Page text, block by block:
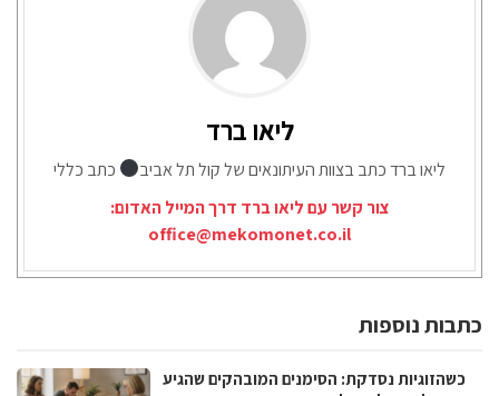
ליאו ברד
ליאו ברד כתב בצוות העיתונאים של קול תל אביב
כתב כללי
צור קשר עם ליאו ברד דרך המייל האדום:
office@mekomonet.co.il
כתבות נוספות
כשהזוגיות נסדקת: הסימנים המובהקים שהגיע